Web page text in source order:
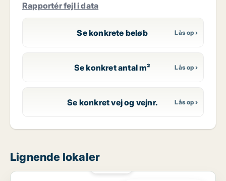
Rapportér fejl i data
Se konkrete beløb
Se konkret antal m²
Se konkret vej og vejnr.
Lignende lokaler
Kontor i Odense C